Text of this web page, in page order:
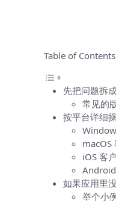
Table of Contents
先把问题拆
常见的
按平台详细
macOS
iOS 客
如果应用里
举个小